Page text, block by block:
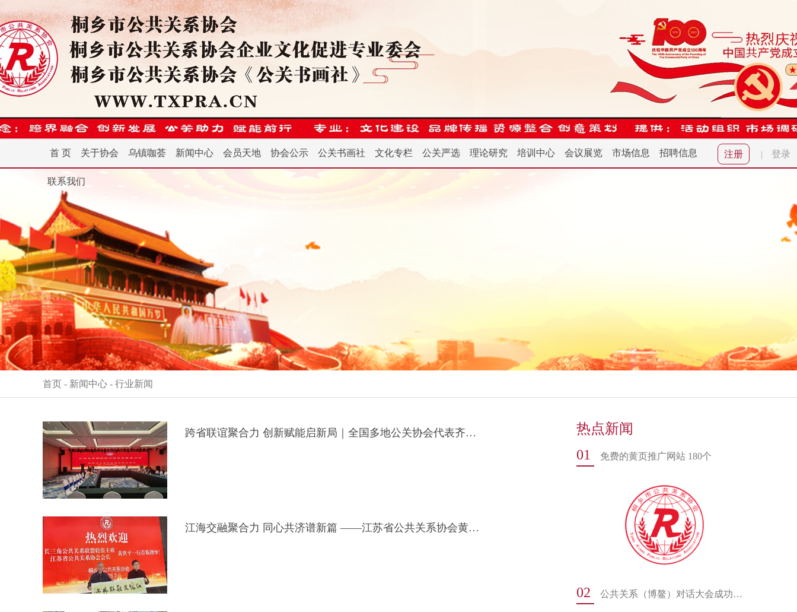
注册 登录
首 页 关于协会 乌镇咖荟 新闻中心 会员天地 协会公示 公关书画社 文化专栏 公关严选 理论研究 培训中心 会议展览 市场信息 招聘信息
联系我们
首页 - 新闻中心 - 行业新闻
跨省联谊聚合力 创新赋能启新局｜全国多地公关协会代表齐聚桐乡考察交并召开座谈交流会
江海交融聚合力 同心共济谱新篇 ——江苏省公共关系协会黄世平会长一行莅临桐乡指导交流
热点新闻
01
免费的黄页推广网站 180个
02 公共关系（博鳌）对话大会成功举办